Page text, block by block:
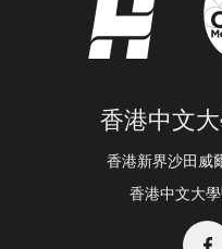
香港中文
香港新界沙田威
香港中文大